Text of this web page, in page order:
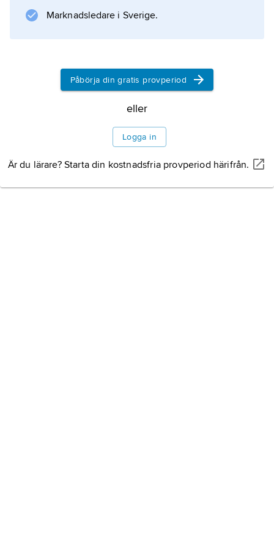
är kikarens förstoring.
Information om artikeln
Marknadsledare i Sverige.
Påbörja din gratis provperiod
eller
Logga in
Är du lärare? Starta din kostnadsfria provperiod härifrån.